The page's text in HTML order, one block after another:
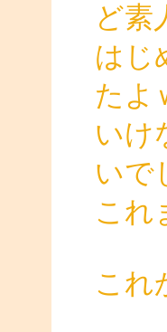
ど素
はじ
たよ
いけ
いで
これ
これ